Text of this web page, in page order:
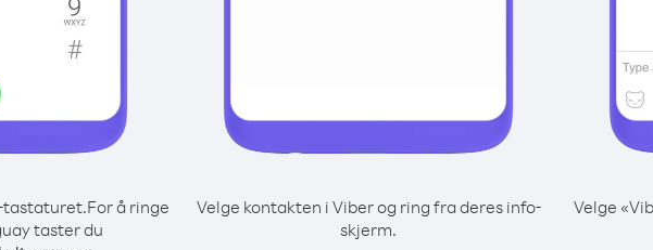
tastaturet.For å ringe
taster du
Velge kontakten i Viber og ring fra deres info-
skjerm.
Velge